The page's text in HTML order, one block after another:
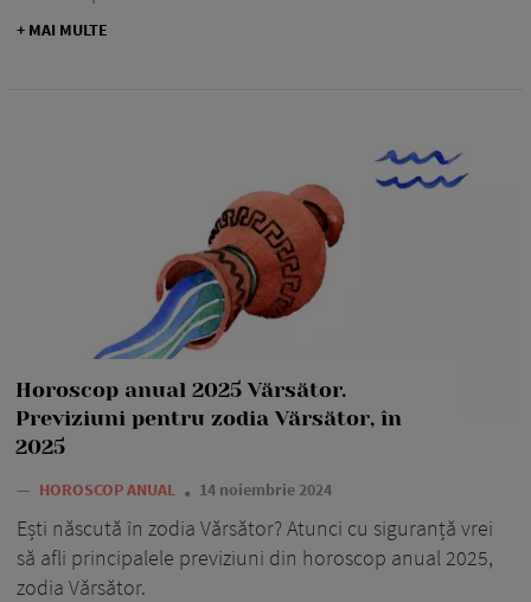
+ MAI MULTE
Horoscop anual 2025 Vărsător.
Previziuni pentru zodia Vărsător, în
2025
— HOROSCOP ANUAL 14 noiembrie 2024
Ești născută în zodia Vărsător? Atunci cu siguranță vrei
să afli principalele previziuni din horoscop anual 2025,
zodia Vărsător.